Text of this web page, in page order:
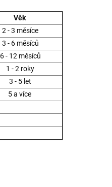
Věk
2 - 3 měsíce
3 - 6 měsíců
6 - 12 měsíců
1 - 2 roky
3 - 5 let
5 a více